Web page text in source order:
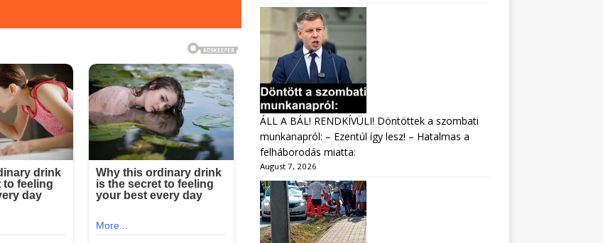
ÁLL A BÁL! RENDKÍVÜLI! Döntöttek a szombati
munkanapról: – Ezentúl így lesz! – Hatalmas a
felháborodás miatta:
August 7, 2026